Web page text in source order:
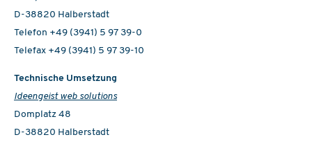
D-38820 Halberstadt
Telefon +49 (3941) 5 97 39-0
Telefax +49 (3941) 5 97 39-10
Technische Umsetzung
Ideengeist web solutions
Domplatz 48
D-38820 Halberstadt